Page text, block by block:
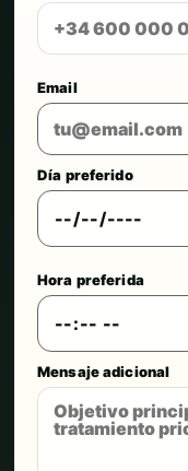
Email
Día preferido
Hora preferida
Mensaje adicional